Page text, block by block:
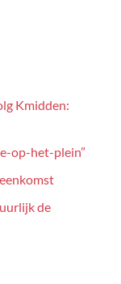
Kmidden:
op-het-plein”
de